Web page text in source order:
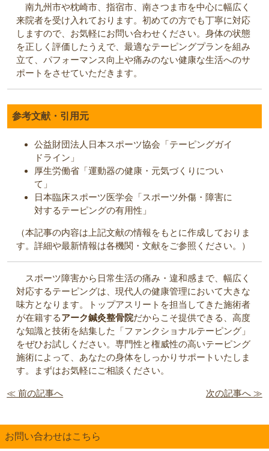
南九州市や枕崎市、指宿市、南さつま市を中心に幅広く
来院者を受け入れております。初めての方でも丁寧に対応
しますので、お気軽にお問い合わせください。身体の状態
を正しく評価したうえで、最適なテーピングプランを組み
立て、パフォーマンス向上や痛みのない健康な生活へのサ
ポートをさせていただきます。
参考文献・引用元
公益財団法人日本スポーツ協会「テーピングガイ
ドライン」
厚生労働省「運動器の健康・元気づくりについ
て」
日本臨床スポーツ医学会「スポーツ外傷・障害に
対するテーピングの有用性」
（本記事の内容は上記文献の情報をもとに作成しておりま
す。詳細や最新情報は各機関・文献をご参照ください。）
スポーツ障害から日常生活の痛み・違和感まで、幅広く
対応するテーピングは、現代人の健康管理において大きな
味方となります。トップアスリートを担当してきた施術者
が在籍するアーク鍼灸整骨院だからこそ提供できる、高度
な知識と技術を結集した「ファンクショナルテーピング」
をぜひお試しください。専門性と権威性の高いテーピング
施術によって、あなたの身体をしっかりサポートいたしま
す。まずはお気軽にご相談ください。
≪ 前の記事へ 次の記事へ ≫
お問い合わせはこちら